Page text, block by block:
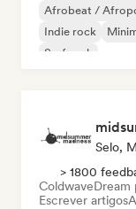
Afrobeat /
Indie rock
Surf rock
Selo,
> 1800
ColdwaveDream
Escrever artigos